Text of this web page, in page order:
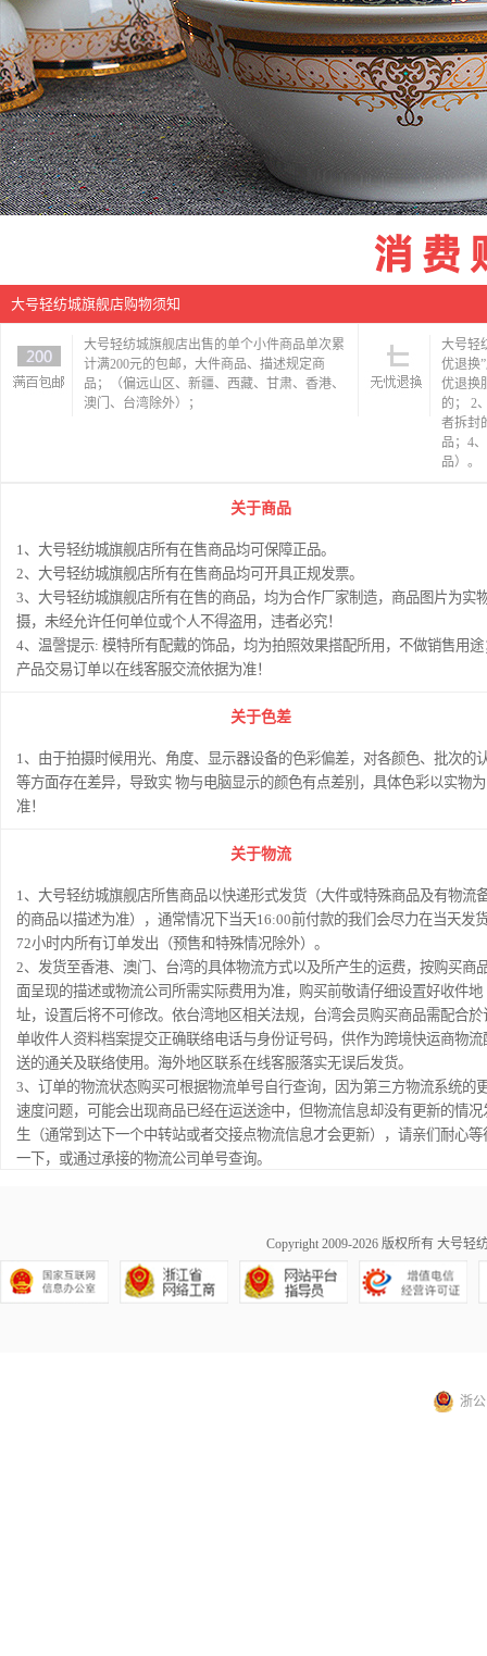
大号轻纺城旗舰店购物须知
大号轻纺城旗舰店出售的单个小件商品单次累
计满200元的包邮，大件商品、描述规定商
品；（偏远山区、新疆、西藏、甘肃、香港、
澳门、台湾除外）；
大号轻
优退换
优退换
的； 2
者拆封
品；4
品）。
关于商品
1、大号轻纺城旗舰店所有在售商品均可保障正品。
2、大号轻纺城旗舰店所有在售商品均可开具正规发票。
3、大号轻纺城旗舰店所有在售的商品，均为合作厂家制造，商品图片为实
摄，未经允许任何单位或个人不得盗用，违者必究！
4、温謦提示: 模特所有配戴的饰品，均为拍照效果搭配所用，不做销售用途
产品交易订单以在线客服交流依据为准！
关于色差
1、由于拍摄时候用光、角度、显示器设备的色彩偏差，对各颜色、批次的
等方面存在差异，导致实 物与电脑显示的颜色有点差别，具体色彩以实物为
准！
关于物流
1、大号轻纺城旗舰店所售商品以快递形式发货（大件或特殊商品及有物流
的商品以描述为准），通常情况下当天16:00前付款的我们会尽力在当天发
72小时内所有订单发出（预售和特殊情况除外）。
2、发货至香港、澳门、台湾的具体物流方式以及所产生的运费，按购买商
面呈现的描述或物流公司所需实际费用为准，购买前敬请仔细设置好收件地
址，设置后将不可修改。依台湾地区相关法规，台湾会员购买商品需配合於
单收件人资料档案提交正确联络电话与身份证号码，供作为跨境快运商物流
送的通关及联络使用。海外地区联系在线客服落实无误后发货。
3、订单的物流状态购买可根据物流单号自行查询，因为第三方物流系统的
速度问题，可能会出现商品已经在运送途中，但物流信息却没有更新的情况
生（通常到达下一个中转站或者交接点物流信息才会更新），请亲们耐心等
一下，或通过承接的物流公司单号查询。
Copyright 2009-2026 版权所有 大号轻
浙公